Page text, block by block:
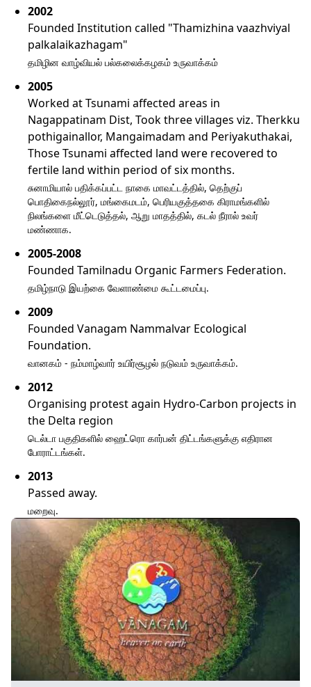
2002
Founded Institution called "Thamizhina vaazhviyal
palkalaikazhagam"
தமிழின வாழ்வியல் பல்கலைக்கழகம் உருவாக்கம்
2005
Worked at Tsunami affected areas in
Nagappatinam Dist, Took three villages viz. Therkku
pothigainallor, Mangaimadam and Periyakuthakai,
Those Tsunami affected land were recovered to
fertile land within period of six months.
சுனாமியால் பதிக்கப்பட்ட நாகை மாவட்டத்தில், தெற்குப்
பொதிகைநல்லூர், மங்கைமடம், பெரியகுத்தகை கிராமங்களில்
நிலங்களை மீட்டெடுத்தல், ஆறு மாதத்தில், கடல் நீரால் உவர்
மண்ணாக.
2005-2008
Founded Tamilnadu Organic Farmers Federation.
தமிழ்நாடு இயற்கை வேளாண்மை கூட்டமைப்பு.
2009
Founded Vanagam Nammalvar Ecological
Foundation.
வானகம் - நம்மாழ்வார் உயிர்சூழல் நடுவம் உருவாக்கம்.
2012
Organising protest again Hydro-Carbon projects in
the Delta region
டெல்டா பகுதிகளில் ஹைட்ரொ கார்பன் திட்டங்களுக்கு எதிரான
போராட்டங்கள்.
2013
Passed away.
மறைவு.